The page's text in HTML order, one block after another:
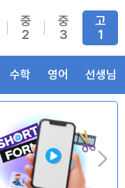
중
2
중
3
고
1
수학 영어 선생님